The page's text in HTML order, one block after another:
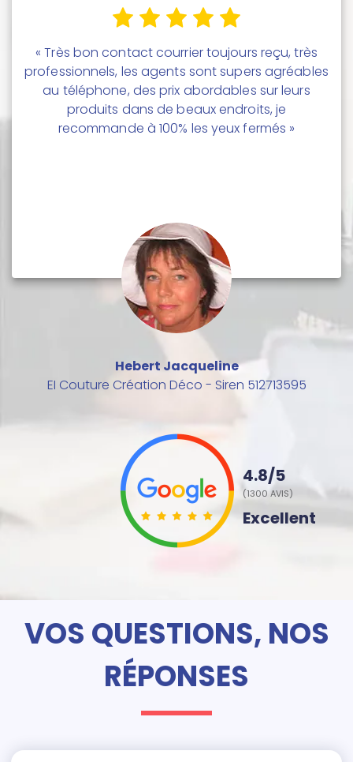
« Très bon contact courrier toujours reçu, très
professionnels, les agents sont supers agréables
au téléphone, des prix abordables sur leurs
produits dans de beaux endroits, je
recommande à 100% les yeux fermés »
Hebert Jacqueline
EI Couture Création Déco - Siren 512713595
4.8/5
(1300 AVIS)
Excellent
VOS QUESTIONS, NOS
RÉPONSES